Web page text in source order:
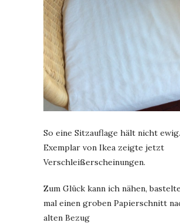
So eine Sitzauflage hält nicht
Exemplar von Ikea zeigte jetzt
Verschleißerscheinungen.
Zum Glück kann ich nähen,
mal einen groben Papierschnitt
alten Bezug